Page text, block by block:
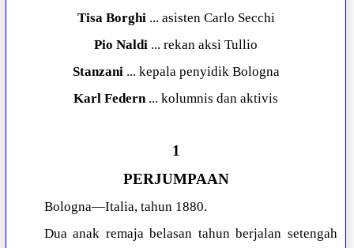
Tisa Borghi... asisten Carlo Secchi
Pio Naldi ... rekan aksi Tullio
Stanzani... kepala penyidik Bologna
Karl Federn... kolumnis dan aktivis
1
PERJUMPAAN
Bologna—Italia, tahun 1880.
Dua anak remaja belasan tahun berjalan setengah